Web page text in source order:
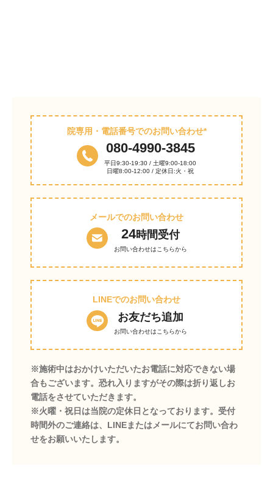
院専用・電話番号でのお問い合わせ*
080-4990-3845
平日9:30-19:30 / 土曜9:00-18:00
日曜8:00-12:00 / 定休日:火・祝
メールでのお問い合わせ
24時間受付
お問い合わせはこちらから
LINEでのお問い合わせ
お友だち追加
お問い合わせはこちらから
※施術中はおかけいただいたお電話に対応できない場
合もございます。恐れ入りますがその際は折り返しお
電話をさせていただきます。
※火曜・祝日は当院の定休日となっております。受付
時間外のご連絡は、LINEまたはメールにてお問い合わ
せをお願いいたします。